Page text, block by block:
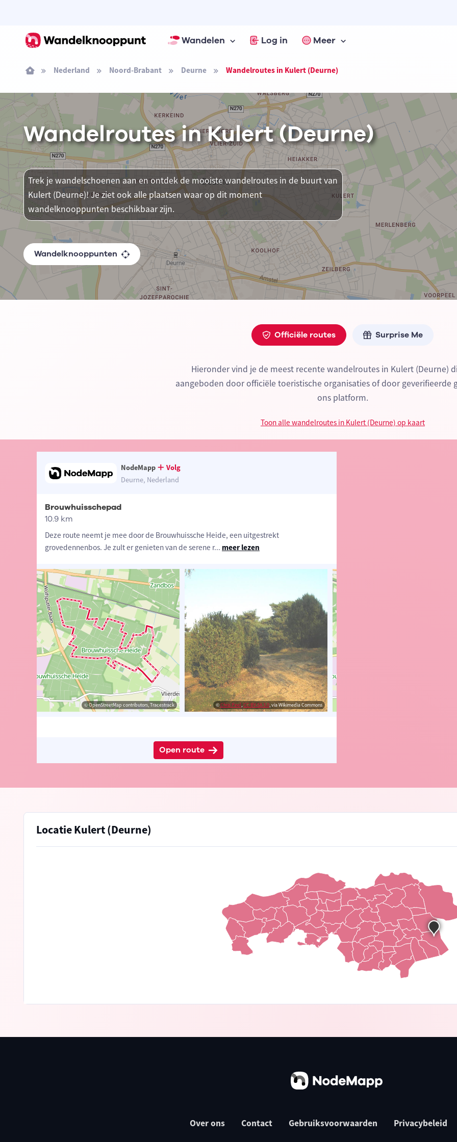
Wandelen Log in Meer
Nederland Noord-Brabant Deurne Wandelroutes in Kulert (Deurne)
Wandelroutes in Kulert (Deurne)
Trek je wandelschoenen aan en ontdek de mooiste wandelroutes in de buurt van
Kulert (Deurne)! Je ziet ook alle plaatsen waar op dit moment
wandelknooppunten beschikbaar zijn.
Wandelknooppunten
Officiële routes Surprise Me
Hieronder vind je de meest recente wandelroutes in Kulert (Deurne)
aangeboden door officiële toeristische organisaties of door geverifieerde
ons platform.
Toon alle wandelroutes in Kulert (Deurne) op kaart
NodeMapp
Volg
Deurne, Nederland
Brouwhuisschepad
10.9 km
Deze route neemt je mee door de Brouwhuissche Heide, een uitgestrekt
grovedennenbos. Je zult er genieten van de serene r... meer lezen
© OpenStreetMap contributors, Tracestrack ©Chris Peel,CC BY-SA 3.0, via Wikimedia Commons
Open route
Locatie Kulert (Deurne)
Over ons Contact Gebruiksvoorwaarden Privacybeleid